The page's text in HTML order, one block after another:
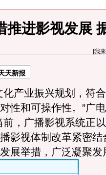
推进影视发展
[我
天新报
产业振兴规划，符
性和可操作性。”广
前，广播影视系统正
影视体制改革紧密结
展举措，广泛凝聚发